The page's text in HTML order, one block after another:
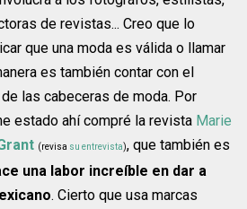
de revistas... Creo que lo
que una moda es válida o llamar
es también contar con el
las cabeceras de moda. Por
estado ahí compré la revista Marie
(revisa su entrevista), que también es
una labor increíble en dar a
. Cierto que usa marcas